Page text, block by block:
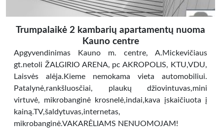
Trumpalaikė 2 kambarių apartamentų nuoma
Kauno centre
Apgyvendinimas Kauno m. centre, A.Mickevičiaus
gt.netoli ŽALGIRIO ARENA, pc AKROPOLIS, KTU,VDU,
Laisvės alėja.Kieme nemokama vieta automobiliui.
Patalynė,rankšluosčiai, plaukų džiovintuvas,mini
virtuvė, mikrobanginė krosnelė,indai,kava įskaičiuota į
kainą.TV,šaldytuvas,internetas,
mikrobanginė.VAKARĖLIAMS NENUOMOJAM!